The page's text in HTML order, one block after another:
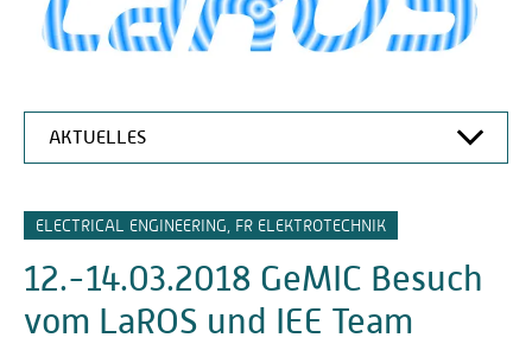
AKTUELLES
ABOUT US
AUSSTATTUNG
TEAM
ELECTRICAL ENGINEERING, FR ELEKTROTECHNIK
12.-14.03.2018 GeMIC Besuch
vom LaROS und IEE Team